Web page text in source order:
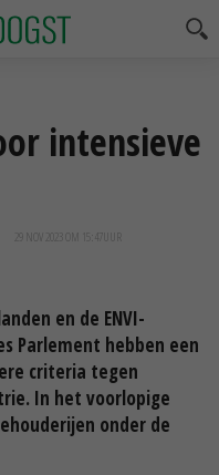
intensieve
29 NOV 2023 OM 15:47
en de ENVI-
Parlement hebben een
criteria tegen
In het voorlopige
onder de